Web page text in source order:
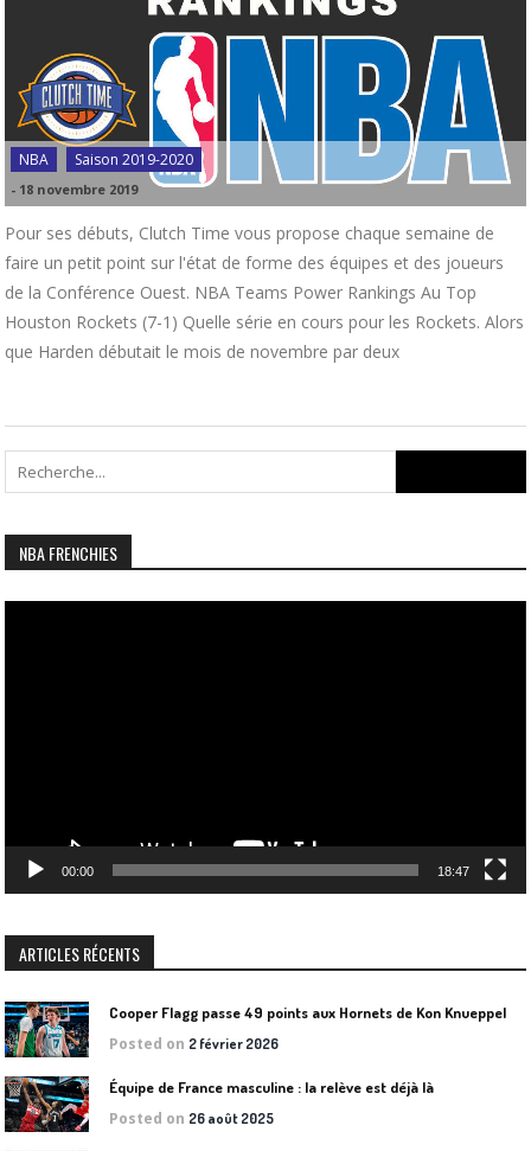
NBA Saison 2019-2020
- 18 novembre 2019
Pour ses débuts, Clutch Time vous propose chaque semaine de
faire un petit point sur l'état de forme des équipes et des joueurs
de la Conférence Ouest. NBA Teams Power Rankings Au Top
Houston Rockets (7-1) Quelle série en cours pour les Rockets. Alors
que Harden débutait le mois de novembre par deux
for:
NBA FRENCHIES
00:00 18:47
ARTICLES RÉCENTS
Cooper Flagg passe 49 points aux Hornets de Kon Knueppel
Posted on 2 février 2026
Équipe de France masculine : la relève est déjà là
Posted on 26 août 2025